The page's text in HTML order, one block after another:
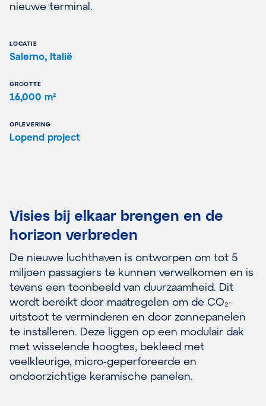
nieuwe terminal.
LOCATIE
Salerno, Italië
GROOTTE
16,000 m²
OPLEVERING
Lopend project
Visies bij elkaar brengen en de
horizon verbreden
De nieuwe luchthaven is ontworpen om tot 5
miljoen passagiers te kunnen verwelkomen en is
tevens een toonbeeld van duurzaamheid. Dit
wordt bereikt door maatregelen om de CO₂-
uitstoot te verminderen en door zonnepanelen
te installeren. Deze liggen op een modulair dak
met wisselende hoogtes, bekleed met
veelkleurige, micro-geperforeerde en
ondoorzichtige keramische panelen.